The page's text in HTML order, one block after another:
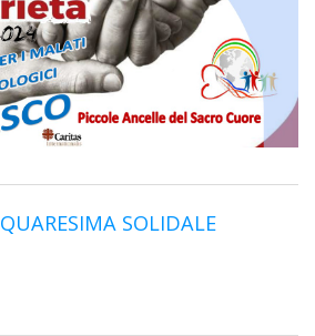
QUARESIMA SOLIDALE